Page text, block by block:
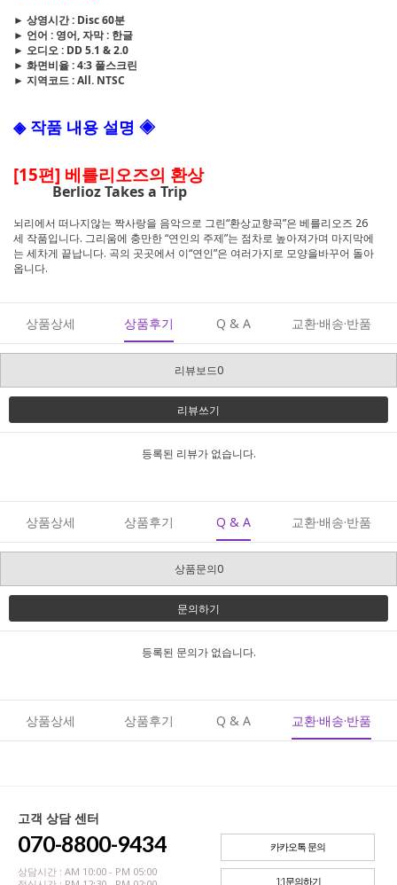
► 상영시간 : Disc 60분
► 언어 : 영어, 자막 : 한글
► 오디오 : DD 5.1 & 2.0
► 화면비율 : 4:3 풀스크린
► 지역코드 : All. NTSC
◈ 작품 내용 설명 ◈
[15편] 베를리오즈의 환상
Berlioz Takes a Trip
뇌리에서 떠나지않는 짝사랑을 음악으로 그린“환상교향곡”은 베를리오즈 26
세 작품입니다. 그리움에 충만한 “연인의 주제”는 점차로 높아져가며 마지막에
는 세차게 끝납니다. 곡의 곳곳에서 이“연인”은 여러가지로 모양을바꾸어 돌아
옵니다.
상품상세 상품후기 Q & A 교환·배송·반품
리뷰보드0
리뷰쓰기
등록된 리뷰가 없습니다.
상품상세 상품후기 Q & A 교환·배송·반품
상품문의0
문의하기
등록된 문의가 없습니다.
상품상세 상품후기 Q & A 교환·배송·반품
고객 상담 센터
070-8800-9434
상담시간 : AM 10:00 - PM 05:00
카카오톡 문의
1:1문의하기